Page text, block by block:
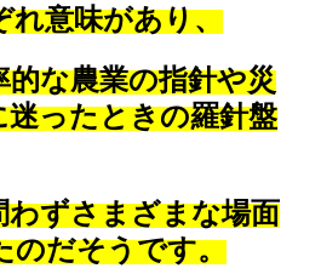
れ意味があり、
的な農業の指針や災
迷ったときの羅針盤
わずさまざまな場面
のだそうです。